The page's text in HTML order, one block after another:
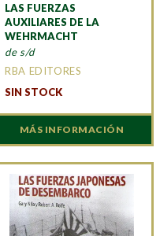
LAS FUERZAS
AUXILIARES DE LA
WEHRMACHT
de s/d
RBA EDITORES
SIN STOCK
MÁS INFORMACIÓN